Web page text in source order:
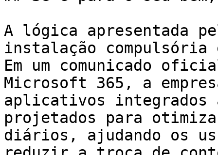
A lógica apresentada
instalação
Em um comunicado
Microsoft 365, a
aplicativos integrados
projetados para
diários, ajudando os